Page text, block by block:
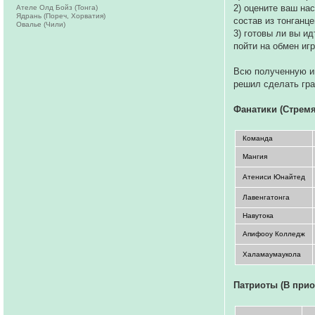
2) оцените ваш
состав из
3) готовы ли вы
пойти на обмен
Всю полученную
решил сделать
Фанатики
Команда
Мангия
Атениси Юнайтед
Лавенгатонга
Навутока
Апифооу Колледж
Халамаумаукола
Патриоты (В
Ателе Олд Бойз (Тонга)
Ядрань (Пореч, Хорватия)
Овалье (Чили)